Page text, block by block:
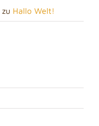
zu Hallo Welt!